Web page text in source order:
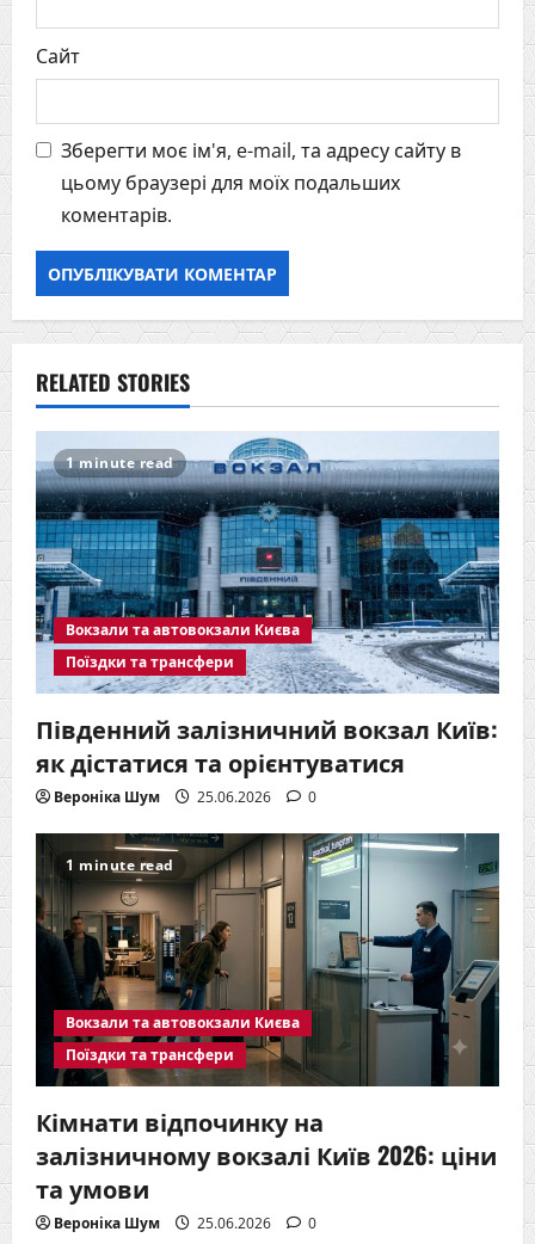
Сайт
Зберегти моє ім'я, e-mail, та адресу сайту в
цьому браузері для моїх подальших
коментарів.
RELATED STORIES
1 minute read
Вокзали та автовокзали Києва
Поїздки та трансфери
Південний залізничний вокзал Київ:
як дістатися та орієнтуватися
Вероніка Шум 25.06.2026 0
1 minute read
Вокзали та автовокзали Києва
Поїздки та трансфери
Кімнати відпочинку на
залізничному вокзалі Київ 2026: ціни
та умови
Вероніка Шум 25.06.2026 0